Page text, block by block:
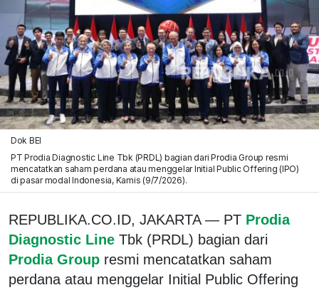
Dok BEI
PT Prodia Diagnostic Line Tbk (PRDL) bagian dari Prodia Group resmi
mencatatkan saham perdana atau menggelar Initial Public Offering (IPO)
di pasar modal Indonesia, Kamis (9/7/2026).
REPUBLIKA.CO.ID, JAKARTA — PT Prodia
Diagnostic Line Tbk (PRDL) bagian dari
Prodia Group resmi mencatatkan saham
perdana atau menggelar Initial Public Offering